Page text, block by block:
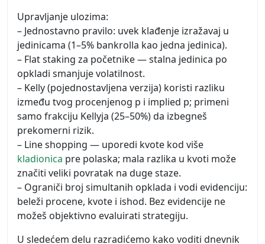
Upravljanje ulozima:
– Jednostavno pravilo: uvek klađenje izražavaj u
jedinicama (1–5% bankrolla kao jedna jedinica).
– Flat staking za početnike — stalna jedinica po
opkladi smanjuje volatilnost.
– Kelly (pojednostavljena verzija) koristi razliku
između tvog procenjenog p i implied p; primeni
samo frakciju Kellyja (25–50%) da izbegneš
prekomerni rizik.
– Line shopping — uporedi kvote kod više
kladionica pre polaska; mala razlika u kvoti može
značiti veliki povratak na duge staze.
– Ograniči broj simultanih opklada i vodi evidenciju:
beleži procene, kvote i ishod. Bez evidencije ne
možeš objektivno evaluirati strategiju.
U sledećem delu razradićemo kako voditi dnevnik